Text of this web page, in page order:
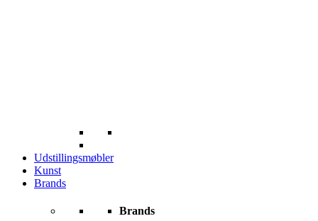
Udstillingsmøbler
Kunst
Brands
Brands